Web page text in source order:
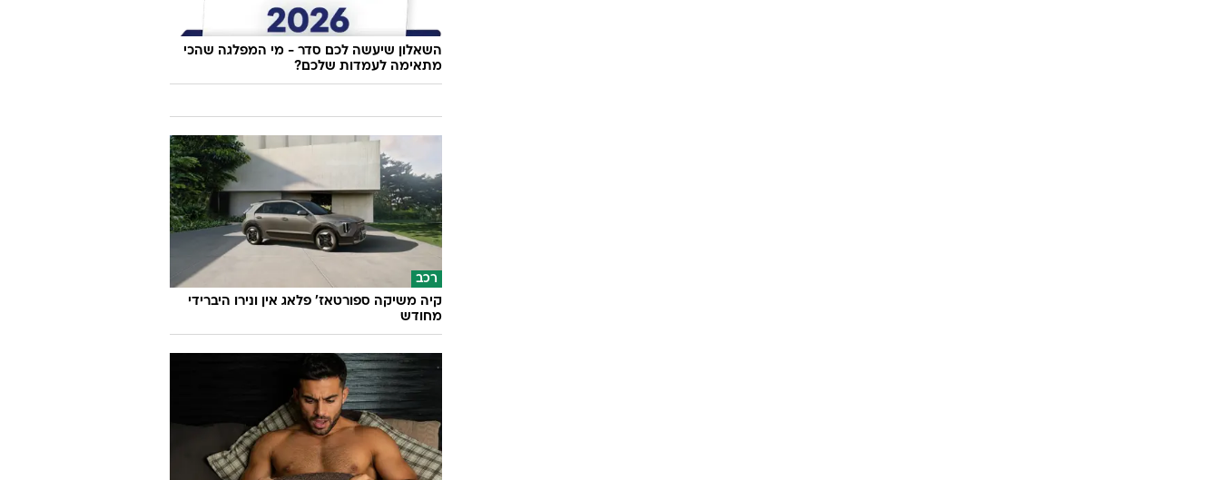
השאלון שיעשה לכם סדר - מי המפלגה שהכי
מתאימה לעמדות שלכם?
רכב
קיה משיקה ספורטאז' פלאג אין ונירו היברידי
מחודש